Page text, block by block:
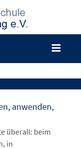
anwenden,
überall: beim
in